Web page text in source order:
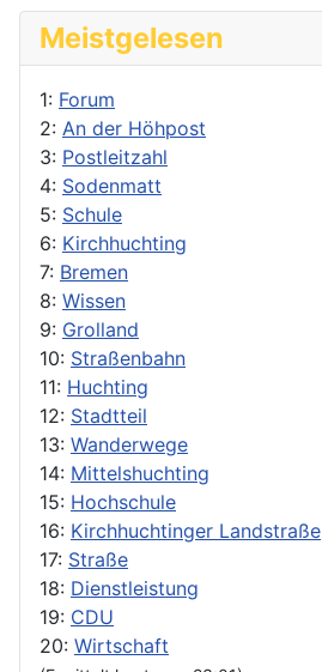
Meistgelesen
1: Forum
2: An der Höhpost
3: Postleitzahl
4: Sodenmatt
5: Schule
6: Kirchhuchting
7: Bremen
8: Wissen
9: Grolland
10: Straßenbahn
11: Huchting
12: Stadtteil
13: Wanderwege
14: Mittelshuchting
15: Hochschule
16: Kirchhuchtinger Landstraße
17: Straße
18: Dienstleistung
19: CDU
20: Wirtschaft